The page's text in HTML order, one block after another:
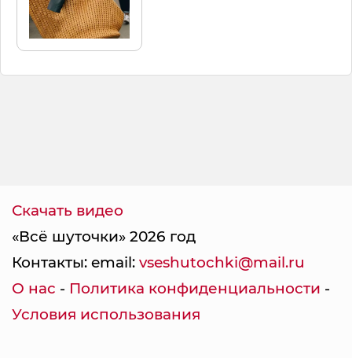
Скачать видео
«Всё шуточки» 2026 год
Контакты: email: vseshutochki@mail.ru
О нас - Политика конфиденциальности -
Условия использования